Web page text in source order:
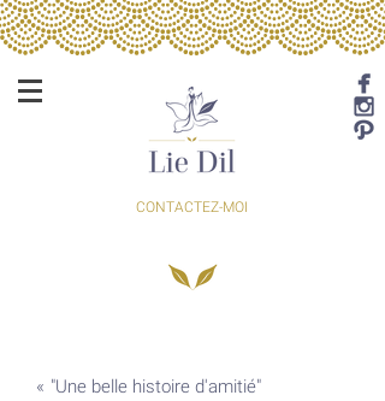
CONTACTEZ-MOI
« "Une belle histoire d'amitié"